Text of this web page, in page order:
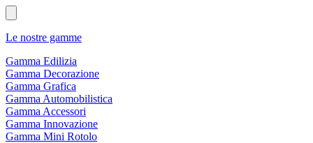
Le nostre gamme
Gamma Edilizia
Gamma Decorazione
Gamma Grafica
Gamma Automobilistica
Gamma Accessori
Gamma Innovazione
Gamma Mini Rotolo